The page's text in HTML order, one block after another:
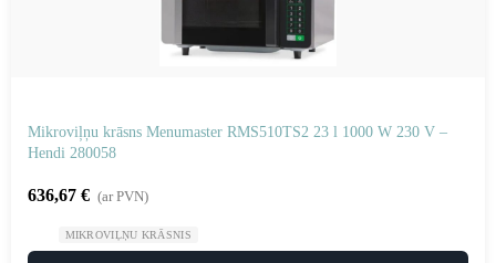
Mikroviļņu krāsns Menumaster RMS510TS2 23 l 1000 W 230 V –
Hendi 280058
636,67 € (ar PVN)
MIKROVIĻŅU KRĀSNIS